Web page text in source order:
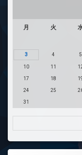
月 火
3 4 5
10 11
17 18
24 25
31